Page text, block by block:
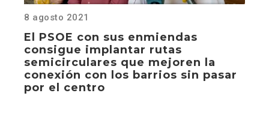
8 agosto 2021
El PSOE con sus enmiendas
consigue implantar rutas
semicirculares que mejoren la
conexión con los barrios sin pasar
por el centro